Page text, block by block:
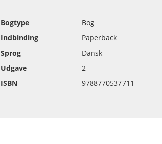
Bogtype
Bog
Indbinding
Paperback
Sprog
Dansk
Udgave
2
ISBN
9788770537711